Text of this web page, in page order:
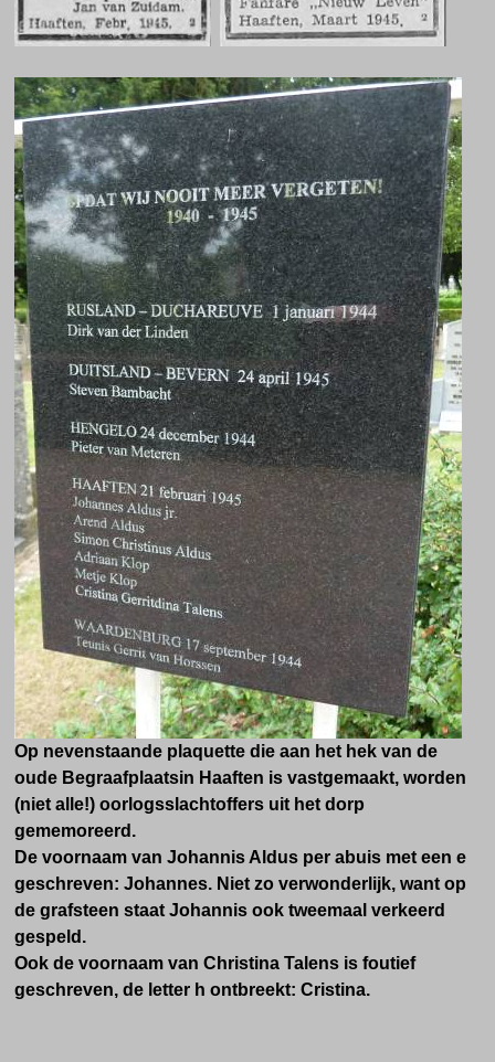
Op nevenstaande plaquette die aan het hek van de
oude Begraafplaatsin Haaften is vastgemaakt, worden
(niet alle!) oorlogsslachtoffers uit het dorp
gememoreerd.
De voornaam van Johannis Aldus per abuis met een e
geschreven: Johannes. Niet zo verwonderlijk, want op
de grafsteen staat Johannis ook tweemaal verkeerd
gespeld.
Ook de voornaam van Christina Talens is foutief
geschreven, de letter h ontbreekt: Cristina.